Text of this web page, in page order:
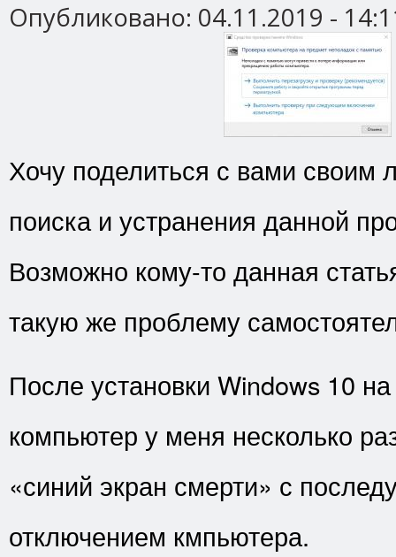
Опубликовано: 04.11.2019 -
Хочу поделиться с вами
поиска и устранения данной
Возможно кому-то данная
такую же проблему
После установки Windows 10
компьютер у меня несколько
«синий экран смерти» с
отключением кмпьютера.